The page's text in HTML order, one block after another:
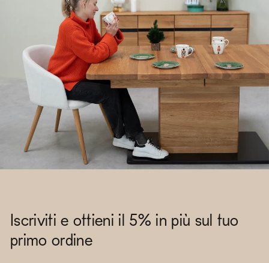
Iscriviti e ottieni il 5% in più sul tuo
primo ordine